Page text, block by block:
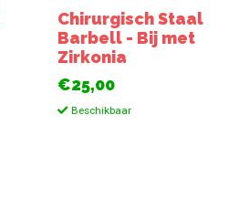
Chirurgisch Staal
Barbell - Bij met
Zirkonia
€25,00
Beschikbaar